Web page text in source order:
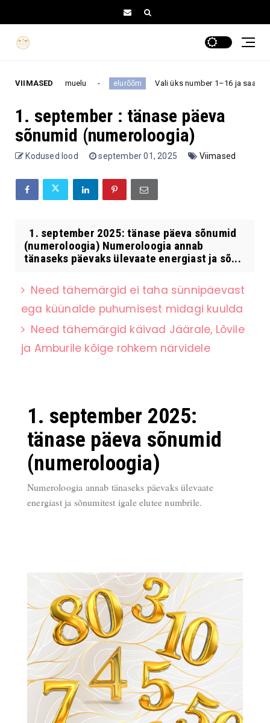
VIIMASED
armuelu elurõõm Vali üks number 1–16 ja saa teada,
1. september : tänase päeva
sõnumid (numeroloogia)
Kodused lood september 01, 2025 Viimased
1. september 2025: tänase päeva sõnumid
(numeroloogia) Numeroloogia annab
tänaseks päevaks ülevaate energiast ja sõ...
Need tähemärgid ei taha sünnipäevast
ega küünalde puhumisest midagi kuulda
Need tähemärgid käivad Jäärale, Lõvile
ja Amburile kõige rohkem närvidele
1. september 2025:
tänase päeva sõnumid
(numeroloogia)
Numeroloogia annab tänaseks päevaks ülevaate
energiast ja sõnumitest igale elutee numbrile.